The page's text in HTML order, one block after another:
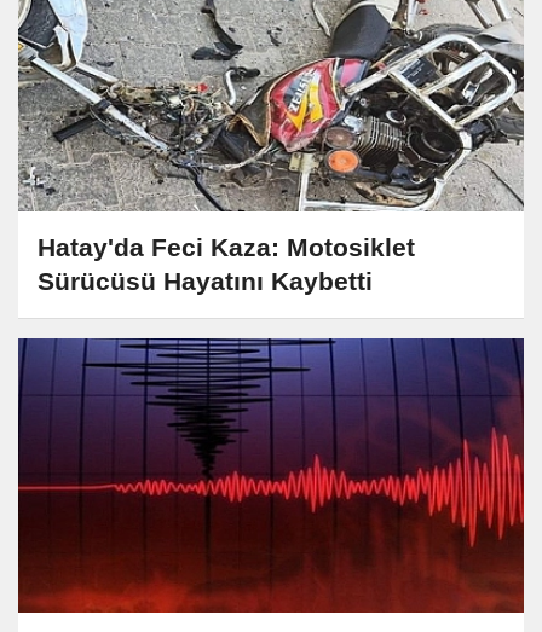
Hatay'da Feci Kaza: Motosiklet
Sürücüsü Hayatını Kaybetti